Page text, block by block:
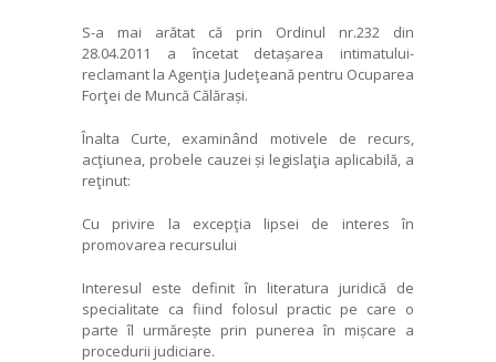
S-a mai arătat că prin Ordinul nr.232 din
28.04.2011 a încetat detașarea intimatului-
reclamant la Agenţia Judeţeană pentru Ocuparea
Forţei de Muncă Călărași.
Înalta Curte, examinând motivele de recurs,
acţiunea, probele cauzei și legislaţia aplicabilă, a
reţinut:
Cu privire la excepţia lipsei de interes în
promovarea recursului
Interesul este definit în literatura juridică de
specialitate ca fiind folosul practic pe care o
parte îl urmărește prin punerea în mișcare a
procedurii judiciare.